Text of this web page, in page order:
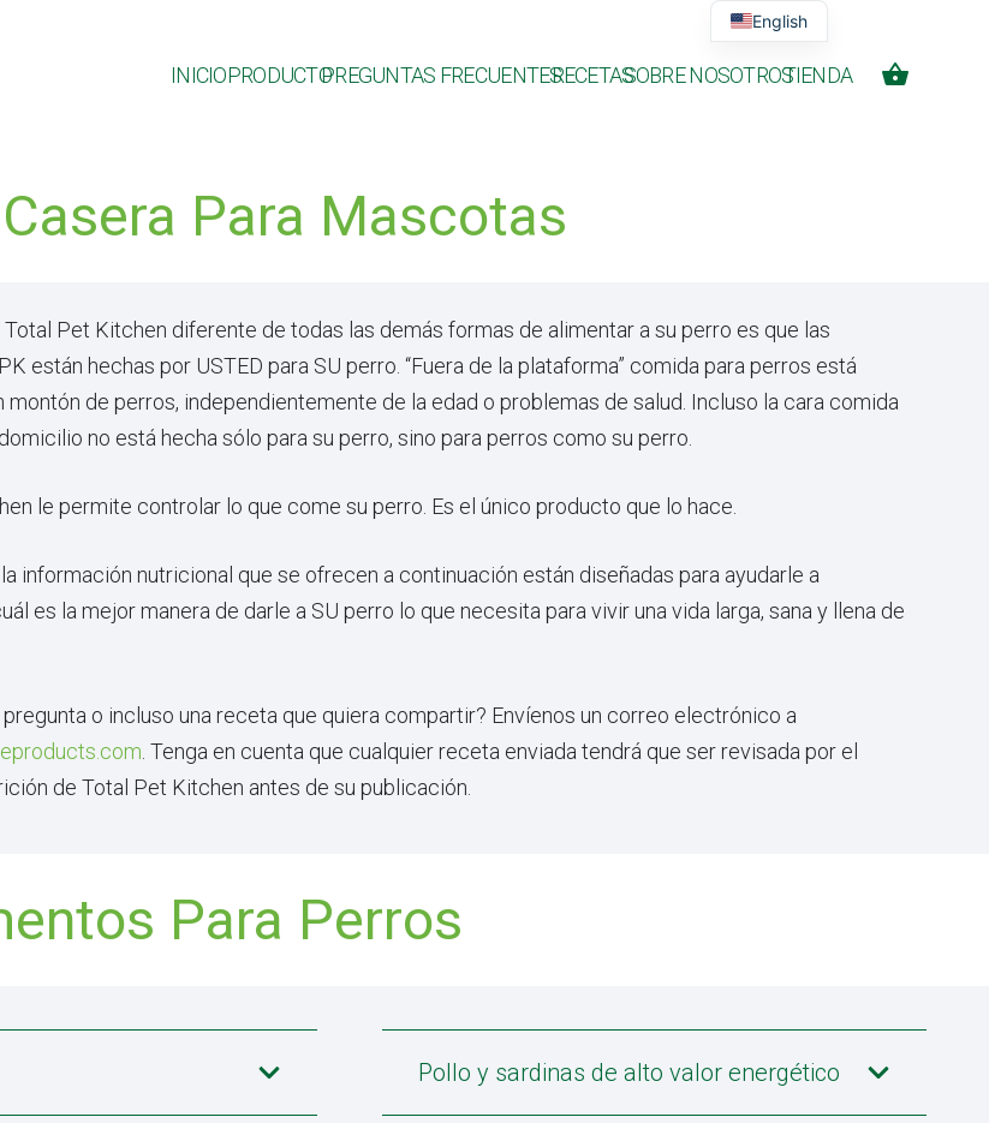
INICIOPRODUCTOPREGUNTAS FRECUENTESRECETASSOBRE NOSOTROSTIENDA shopping_basket
Para Mascotas
Total Pet Kitchen diferente de todas las demás formas de alimentar a su perro es que las
están hechas por USTED para SU perro. “Fuera de la plataforma” comida para perros está
montón de perros, independientemente de la edad o problemas de salud. Incluso la cara comida
no está hecha sólo para su perro, sino para perros como su perro.
le permite controlar lo que come su perro. Es el único producto que lo hace.
información nutricional que se ofrecen a continuación están diseñadas para ayudarle a
es la mejor manera de darle a SU perro lo que necesita para vivir una vida larga, sana y llena de
pregunta o incluso una receta que quiera compartir? Envíenos un correo electrónico a
. Tenga en cuenta que cualquier receta enviada tendrá que ser revisada por el
de Total Pet Kitchen antes de su publicación.
Para Perros
Pollo y sardinas de alto valor energético
English